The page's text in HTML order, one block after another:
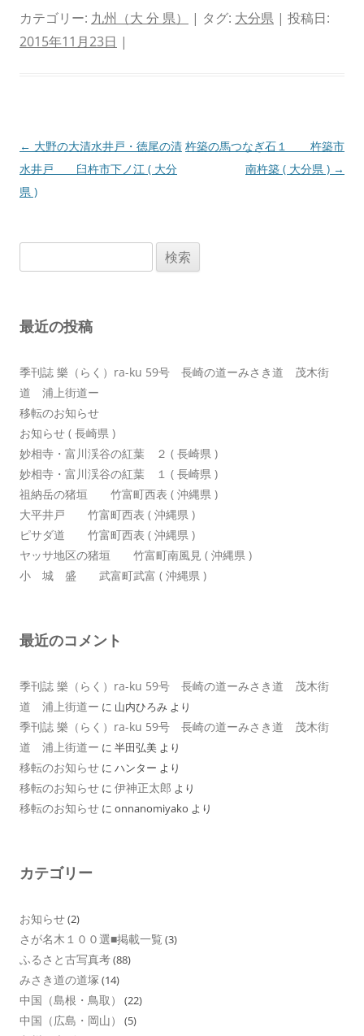
カテゴリー: 九州（大 分 県） | タグ: 大分県 | 投稿日:
2015年11月23日 |
投
稿
ナ
ン
← 大野の大清水井戸・徳尾の清
水井戸 臼杵市下ノ江 ( 大分
県 )
杵築の馬つなぎ石１ 杵築市
南杵築 ( 大分県 ) →
索:
最近の投稿
季刊誌 樂（らく）ra-ku 59号 長崎の道ーみさき道 茂木街
道 浦上街道ー
移転のお知らせ
お知らせ ( 長崎県 )
妙相寺・富川渓谷の紅葉 ２ ( 長崎県 )
妙相寺・富川渓谷の紅葉 １ ( 長崎県 )
祖納岳の猪垣 竹富町西表 ( 沖縄県 )
大平井戸 竹富町西表 ( 沖縄県 )
ピサダ道 竹富町西表 ( 沖縄県 )
ヤッサ地区の猪垣 竹富町南風見 ( 沖縄県 )
小 城 盛 武富町武富 ( 沖縄県 )
最近のコメント
季刊誌 樂（らく）ra-ku 59号 長崎の道ーみさき道 茂木街
道 浦上街道ー に 山内ひろみ より
季刊誌 樂（らく）ra-ku 59号 長崎の道ーみさき道 茂木街
道 浦上街道ー に 半田弘美 より
移転のお知らせ に ハンター より
移転のお知らせ に 伊神正太郎 より
移転のお知らせ に onnanomiyako より
カテゴリー
お知らせ(2)
さが名木１００選■掲載一覧 (3)
ふるさと古写真考(88)
みさき道の道塚 (14)
中国（島根・鳥取） (22)
中国（広島・岡山） (5)